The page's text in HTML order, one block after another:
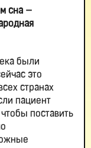
сна —
были
это
странах
пациент
поставить